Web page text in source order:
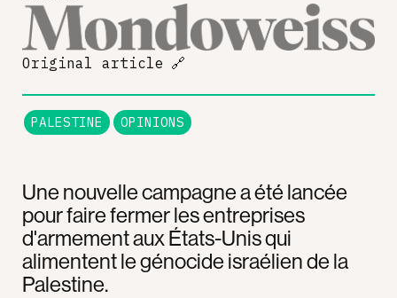
Une nouvelle campagne a été lancée
pour faire fermer les entreprises
d'armement aux États-Unis qui
alimentent le génocide israélien de la
Palestine.
Original article 🔗
PALESTINE OPINIONS